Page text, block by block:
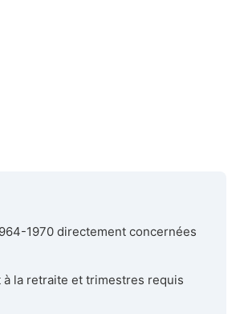
1970 directement concernées
à la retraite et trimestres requis